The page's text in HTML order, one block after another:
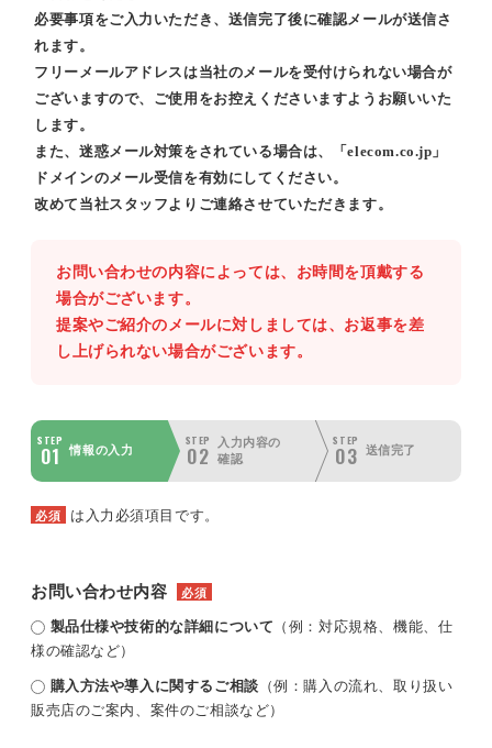
必要事項をご入力いただき、送信完了後に確認メールが送信さ
れます。
フリーメールアドレスは当社のメールを受付けられない場合が
ございますので、ご使用をお控えくださいますようお願いいた
します。
また、迷惑メール対策をされている場合は、「elecom.co.jp」
ドメインのメール受信を有効にしてください。
改めて当社スタッフよりご連絡させていただきます。
お問い合わせの内容によっては、お時間を頂戴する
場合がございます。
提案やご紹介のメールに対しましては、お返事を差
し上げられない場合がございます。
STEP
01 情報の入力
STEP
02
入力内容の
確認
STEP
03 送信完了
必須 は入力必須項目です。
お問い合わせ内容 必須
製品仕様や技術的な詳細について （例：対応規格、機能、仕
様の確認など）
購入方法や導入に関するご相談 （例：購入の流れ、取り扱い
販売店のご案内、案件のご相談など）